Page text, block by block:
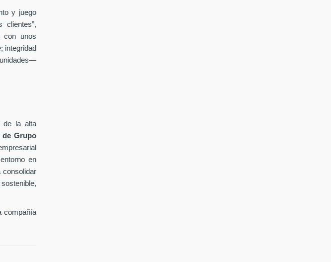
y juego
clientes”,
con unos
integridad
de la alta
de Grupo
en
consolidar
compañía